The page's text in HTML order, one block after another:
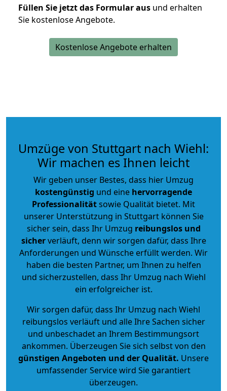
Füllen Sie jetzt das Formular aus und erhalten
Sie kostenlose Angebote.
Kostenlose Angebote erhalten
Umzüge von Stuttgart nach Wiehl:
Wir machen es Ihnen leicht
Wir geben unser Bestes, dass hier Umzug
kostengünstig und eine hervorragende
Professionalitätsowie Qualität bietet. Mit
unserer Unterstützung in Stuttgart können Sie
sicher sein, dass Ihr Umzug reibungslos und
sicherverläuft, denn wir sorgen dafür, dass Ihre
Anforderungen und Wünsche erfüllt werden. Wir
haben die besten Partner, um Ihnen zu helfen
und sicherzustellen, dass Ihr Umzug nach Wiehl
ein erfolgreicher ist.
Wir sorgen dafür, dass Ihr Umzug nach Wiehl
reibungslos verläuft und alle Ihre Sachen sicher
und unbeschadet an Ihrem Bestimmungsort
ankommen. Überzeugen Sie sich selbst von den
günstigen Angeboten und der Qualität. Unsere
umfassender Service wird Sie garantiert
überzeugen.